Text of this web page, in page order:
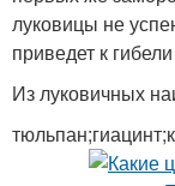
луковицы не
приведет к
Из луковичных